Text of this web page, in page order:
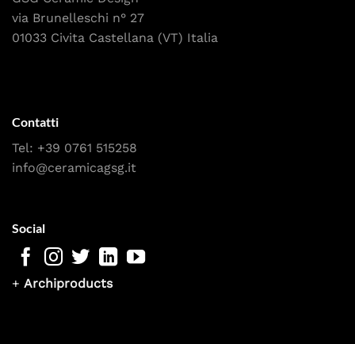
via Brunelleschi n° 27
01033 Civita Castellana (VT) Italia
Contatti
Tel: +39 0761 515258
info@ceramicagsg.it
Social
+ Archiproducts